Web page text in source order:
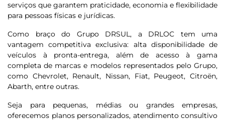
serviços que garantem praticidade, economia e flexibilidade
para pessoas físicas e jurídicas.
Como braço do Grupo DRSUL, a DRLOC tem uma
vantagem competitiva exclusiva: alta disponibilidade de
veículos à pronta-entrega, além de acesso à gama
completa de marcas e modelos representados pelo Grupo,
como Chevrolet, Renault, Nissan, Fiat, Peugeot, Citroën,
Abarth, entre outras.
Seja para pequenas, médias ou grandes empresas,
oferecemos planos personalizados, atendimento consultivo